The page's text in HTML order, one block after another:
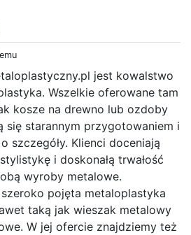
jest kowalstwo
Wszelkie oferowane tam
kosze na drewno lub ozdoby
się starannym przygotowaniem i
szczegóły. Klienci doceniają
i doskonałą trwałość
wyroby metalowe.
pojęta metaloplastyka
taką jak wieszak metalowy
W jej ofercie znajdziemy też